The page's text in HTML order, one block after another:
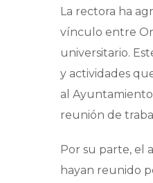
La rectora ha
vínculo entre
universitario.
y actividades
al
reunión de
Por su parte, el
hayan reunido